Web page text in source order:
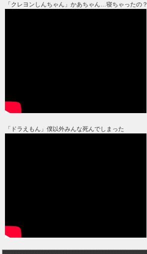
「クレヨンしんちゃん」かあちゃん…寝ちゃったの？
「ドラえもん」僕以外みんな死んでしまった